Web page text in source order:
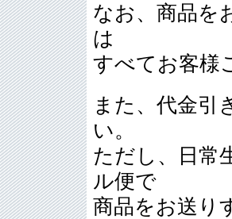
なお、商品を
は
すべてお客様
また、代金引
い。
ただし、日常
ル便で
商品をお送り